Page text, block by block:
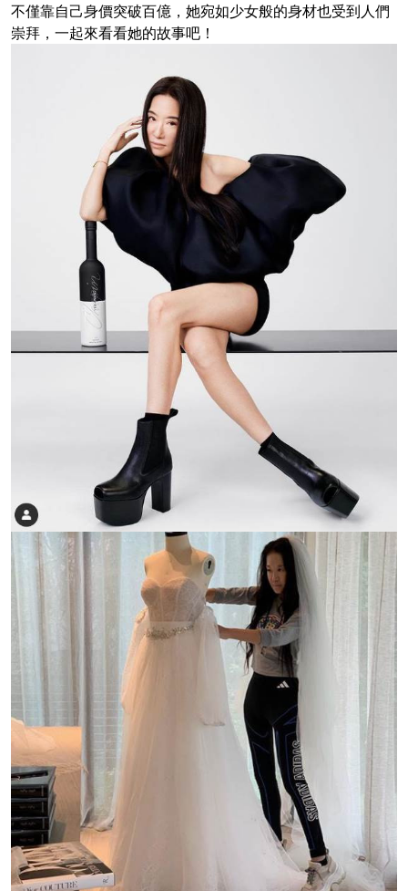
不僅靠自己身價突破百億，她宛如少女般的身材也受到人們
崇拜，一起來看看她的故事吧！